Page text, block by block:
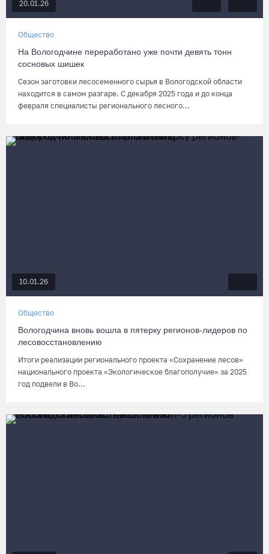
20.01.26
Общество
На Вологодчине переработано уже почти девять тонн
сосновых шишек
Сезон заготовки лесосеменного сырья в Вологодской области
находится в самом разгаре. С декабря 2025 года и до конца
февраля специалисты регионального лесного...
10.01.26
Общество
Вологодчина вновь вошла в пятерку регионов-лидеров по
лесовосстановлению
Итоги реализации регионального проекта «Сохранение лесов»
национального проекта «Экологическое благополучие» за 2025
год подвели в Во...